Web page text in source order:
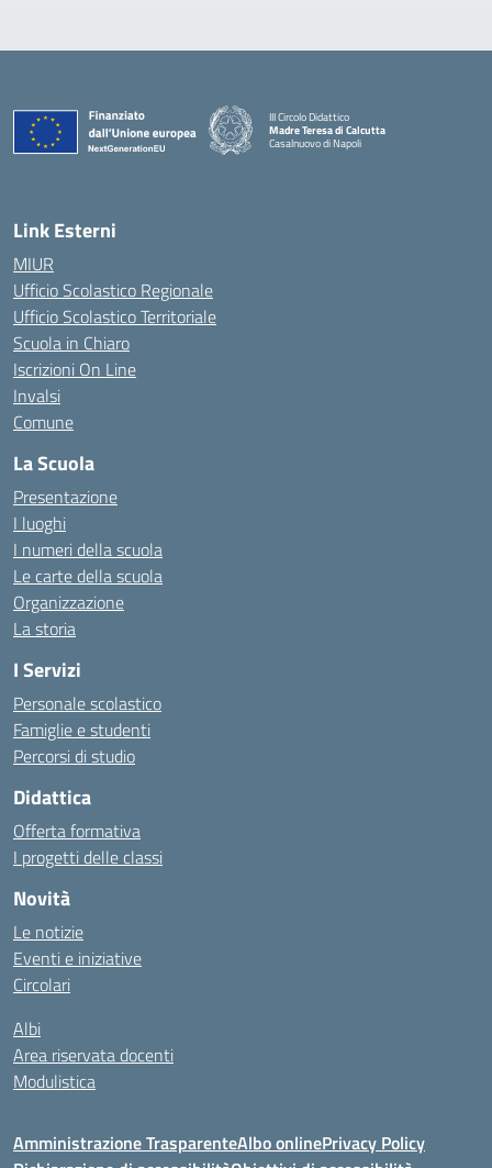
III Circolo Didattico
Madre Teresa di Calcutta
Casalnuovo di Napoli
— Visita la pagina iniziale della scuola
Link Esterni
MIUR
Ufficio Scolastico Regionale
Ufficio Scolastico Territoriale
Scuola in Chiaro
Iscrizioni On Line
Invalsi
Comune
La Scuola
Presentazione
I luoghi
I numeri della scuola
Le carte della scuola
Organizzazione
La storia
I Servizi
Personale scolastico
Famiglie e studenti
Percorsi di studio
Didattica
Offerta formativa
I progetti delle classi
Novità
Le notizie
Eventi e iniziative
Circolari
Albi
Area riservata docenti
Modulistica
Amministrazione TrasparenteAlbo onlinePrivacy Policy